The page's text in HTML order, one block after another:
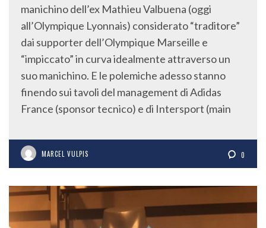
manichino dell’ex Mathieu Valbuena (oggi
all’Olympique Lyonnais) considerato “traditore”
dai supporter dell’Olympique Marseille e
“impiccato” in curva idealmente attraverso un
suo manichino. E le polemiche adesso stanno
finendo sui tavoli del management di Adidas
France (sponsor tecnico) e di Intersport (main
MARCEL VULPIS 0